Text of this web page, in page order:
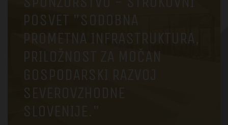
POSVET "SODOBNA
PROMETNA INFRASTRUKTURA,
PRILOŽNOST ZA MOČAN
GOSPODARSKI RAZVOJ
SEVEROVZHODNE
SLOVENIJE."